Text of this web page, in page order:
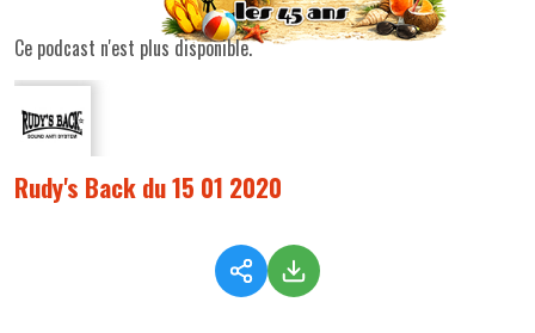
Ce podcast n'est plus disponible.
Rudy's Back du 15 01 2020